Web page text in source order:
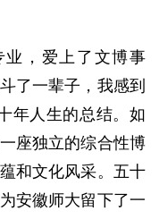
，爱上了文博事
了一辈子，我感到
年人生的总结。如
座独立的综合性博
和文化风采。五十
安徽师大留下了一